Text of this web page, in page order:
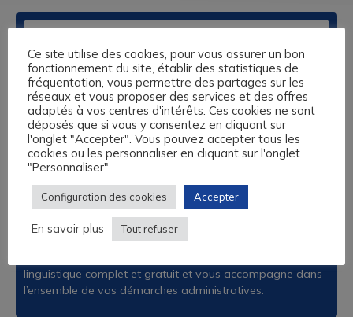
Nos centres de formation sont basés à Caen, au Havre, à
Lisieux et à Rouen. Nous vous proposons des formations
sur-mesure en anglais, espagnol, allemand, italien, langue
Personnel de Formation, aux fonds de formation des
Travailleurs Non Salariés, et autres financements
possibles.
linguistique complet et gratuit et vous accompagne dans
l’ensemble de vos démarches administratives.
Ce site utilise des cookies, pour vous assurer un bon
fonctionnement du site, établir des statistiques de
fréquentation, vous permettre des partages sur les
réseaux et vous proposer des services et des offres
adaptés à vos centres d'intérêts. Ces cookies ne sont
déposés que si vous y consentez en cliquant sur
l'onglet "Accepter". Vous pouvez accepter tous les
cookies ou les personnaliser en cliquant sur l'onglet
"Personnaliser".
Configuration des cookies Accepter
En savoir plus Tout refuser